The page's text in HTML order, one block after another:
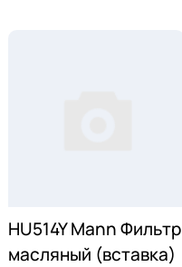
HU514Y Mann Фильтр
масляный (вставка)